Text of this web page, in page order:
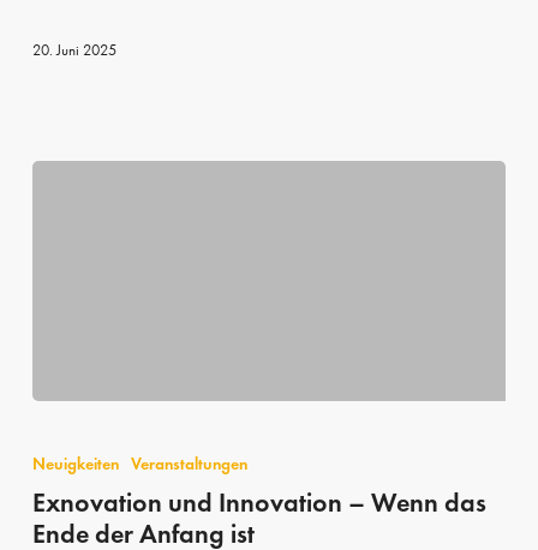
20. Juni 2025
und
Innovation
–
Neuigkeiten Veranstaltungen
Exnovation und Innovation – Wenn das
Ende der Anfang ist